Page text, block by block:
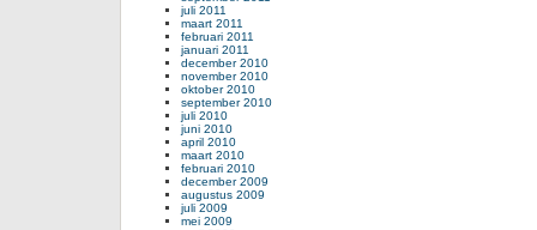
juli 2011
maart 2011
februari 2011
januari 2011
december 2010
november 2010
oktober 2010
september 2010
juli 2010
juni 2010
april 2010
maart 2010
februari 2010
december 2009
augustus 2009
juli 2009
mei 2009